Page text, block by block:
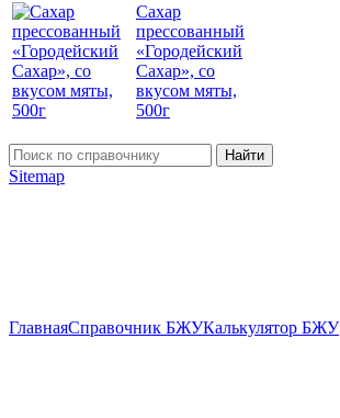
Сахар
прессованный
«Городейский
Сахар», со
вкусом мяты,
500г
Найти
Sitemap
ГлавнаяСправочник БЖУКалькулятор БЖУ